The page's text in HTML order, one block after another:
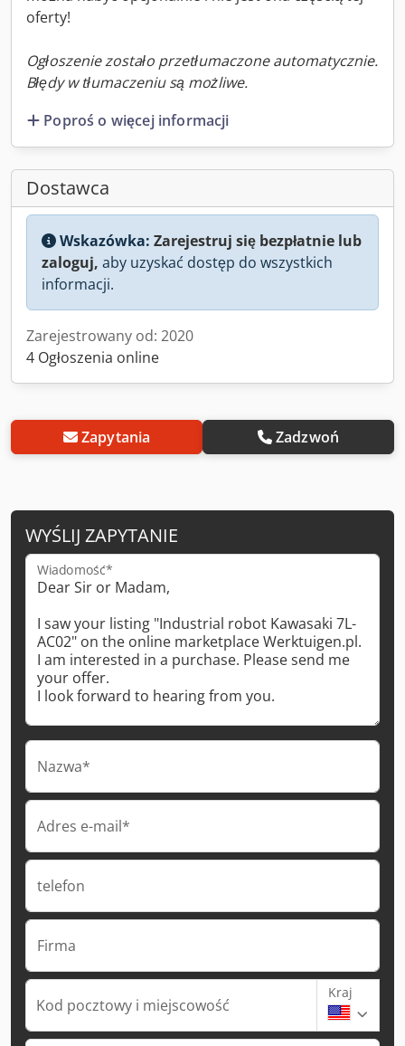
oferty!
Ogłoszenie zostało przetłumaczone automatycznie.
Błędy w tłumaczeniu są możliwe.
Poproś o więcej informacji
Dostawca
Wskazówka: Zarejestruj się bezpłatnie lub
zaloguj, aby uzyskać dostęp do wszystkich
informacji.
Zarejestrowany od: 2020
4 Ogłoszenia online
Zapytania Zadzwoń
WYŚLIJ ZAPYTANIE
Wiadomość*
Nazwa*
Adres e-mail*
telefon
Firma
Kod pocztowy i miejscowość
Kraj